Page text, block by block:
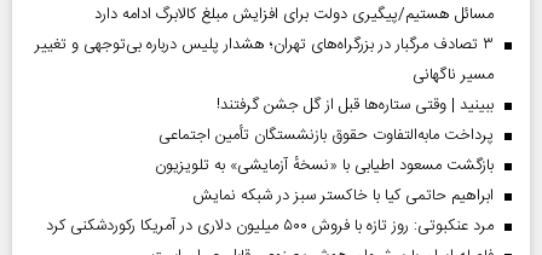
مسائل هستیم/پیگیری دولت برای افزایش مبلغ کالابرگ ادامه دارد
۳ تصادف مرگبار در بزرگراه‌های تهران؛ هشدار پلیس درباره بی‌توجهی و تغییر
مسیر ناگهانی
ببینید | وقتی ستاره‌ها قبل از گل جشن گرفتند!
پرداخت مابه‌التفاوت حقوق بازنشستگان تأمین اجتماعی
بازگشت مسعود اطیابی با «نسخهٔ آزمایشی» به تلویزیون
ابراهیم حاتمی کیا با خاکستر سبز در شبکه نمایش
مرد عنکبوتی: روز تازه با فروش ۵۰۰ میلیون دلاری در آمریکا رکوردشکنی کرد